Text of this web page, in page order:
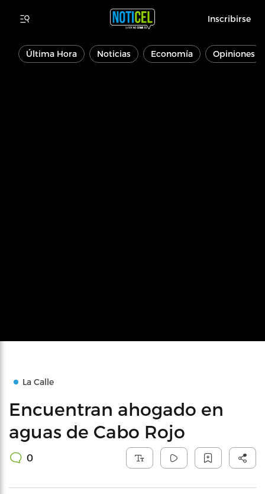
Inscribirse
Última Hora Noticias Economía Opiniones
La Calle
Encuentran ahogado en
aguas de Cabo Rojo
0